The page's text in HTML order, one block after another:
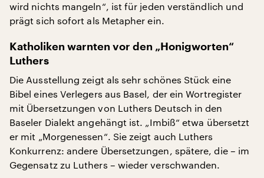
wird nichts mangeln“, ist für jeden verständlich und
prägt sich sofort als Metapher ein.
Katholiken warnten vor den „Honigworten“
Luthers
Die Ausstellung zeigt als sehr schönes Stück eine
Bibel eines Verlegers aus Basel, der ein Wortregister
mit Übersetzungen von Luthers Deutsch in den
Baseler Dialekt angehängt ist. „Imbiß“ etwa übersetzt
er mit „Morgenessen“. Sie zeigt auch Luthers
Konkurrenz: andere Übersetzungen, spätere, die – im
Gegensatz zu Luthers – wieder verschwanden.